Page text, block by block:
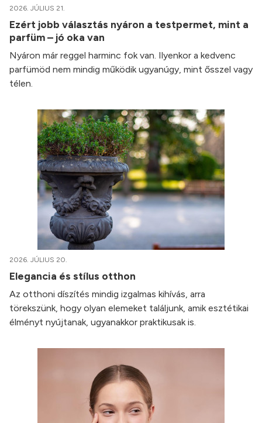
2026. JÚLIUS 21.
Ezért jobb választás nyáron a testpermet, mint a
parfüm – jó oka van
Nyáron már reggel harminc fok van. Ilyenkor a kedvenc
parfümöd nem mindig működik ugyanúgy, mint ősszel vagy
télen.
2026. JÚLIUS 20.
Elegancia és stílus otthon
Az otthoni díszítés mindig izgalmas kihívás, arra
törekszünk, hogy olyan elemeket találjunk, amik esztétikai
élményt nyújtanak, ugyanakkor praktikusak is.